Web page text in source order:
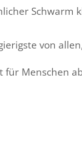
Schwarm
von
Menschen